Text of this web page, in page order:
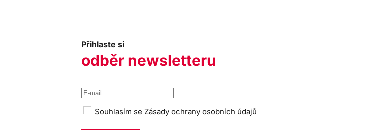
Přihlaste si
odběr newsletteru
Souhlasím se Zásady ochrany osobních údajů